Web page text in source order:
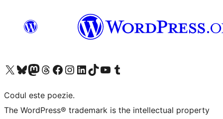
Mergi la contul nostru X (fost Twitter)
Vizitează contul nostru Bluesky
Vizitează contul nostru Mastodon
Vizitează contul nostru Threads
Vizitează pagina noastră Facebook
Vizitează-ne pe Instagram
Vizitează-ne pe LinkedIn
Vizitează contul nostru TikTok
Vizitează canalul nostru YouTube
Vizitează contul nostru Tumblr
Codul este poezie.
The WordPress® trademark is the intellectual property